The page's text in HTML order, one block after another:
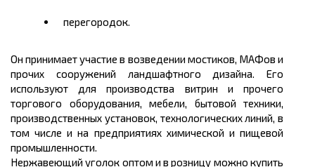
перегородок.
Он принимает участие в возведении мостиков, МАФов и
прочих сооружений ландшафтного дизайна. Его
используют для производства витрин и прочего
торгового оборудования, мебели, бытовой техники,
производственных установок, технологических линий, в
том числе и на предприятиях химической и пищевой
промышленности.
Нержавеющий уголок оптом и в розницу можно купить